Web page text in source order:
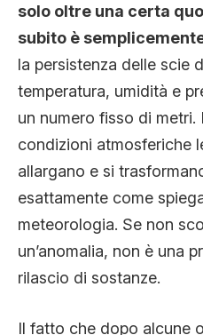
solo oltre una certa
subito è
la persistenza delle scie
temperatura, umidità e
un numero fisso di metri.
condizioni atmosferiche
allargano e si
esattamente come
meteorologia. Se non
un’anomalia, non è una
rilascio di sostanze.
Il fatto che dopo alcune